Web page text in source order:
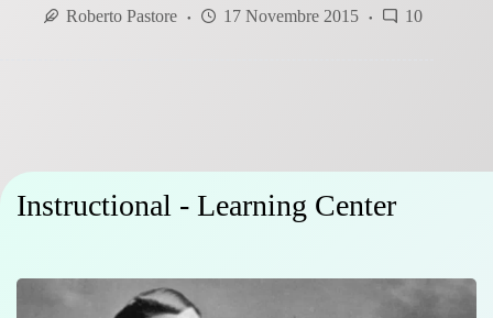
Roberto Pastore
17 Novembre 2015 10
Instructional - Learning Center